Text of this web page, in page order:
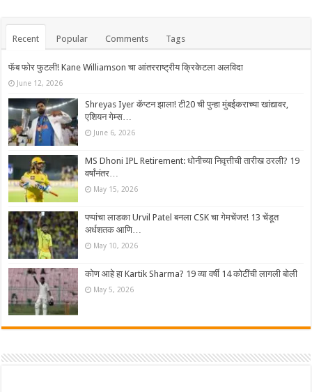
Recent Popular Comments Tags
फॅब फोर फुटली! Kane Williamson चा आंतरराष्ट्रीय क्रिकेटला अलविदा
June 12, 2026
Shreyas Iyer कॅप्टन झाला! टी20 ची पुन्हा मुंबईकराच्या खांद्यावर,
एशियन गेम्स…
June 6, 2026
MS Dhoni IPL Retirement: धोनीच्या निवृत्तीची तारीख ठरली? 19
वर्षांनंतर…
May 15, 2026
पप्पांचा लाडका Urvil Patel बनला CSK चा गेमचेंजर! 13 चेंडूत
अर्धशतक आणि…
May 10, 2026
कोण आहे हा Kartik Sharma? 19 व्या वर्षी 14 कोटींची लागली बोली
May 5, 2026